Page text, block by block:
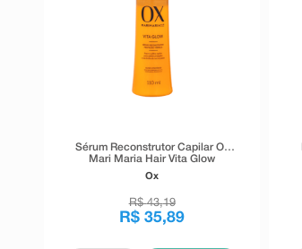
Sérum Reconstrutor Capilar Ox
Mari Maria Hair Vita Glow
Proteção Térmica 110ml
Ox
R$ 43,19
R$ 35,89